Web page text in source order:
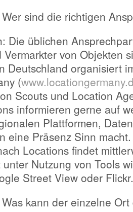
sind die richtigen
Die üblichen
Vermarkter von Objekten
Deutschland organisiert
(
Scouts und Location
informieren gerne auf
Plattformen,
eine Präsenz Sinn
Locations findet
Nutzung von Tools
Street View oder Flickr.
kann der einzelne